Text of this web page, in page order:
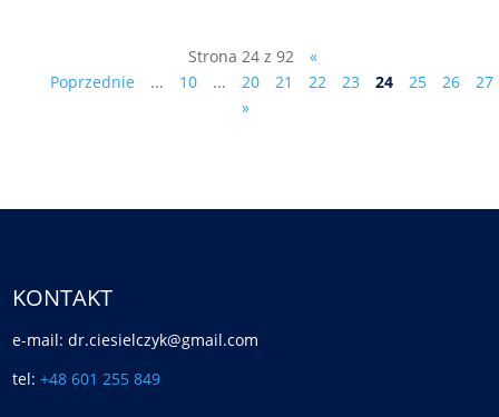
Strona 24 z 92
«
Poprzednie
... 10 ... 20 21 22 23 24 25 26
27
»
KONTAKT
e-mail: dr.ciesielczyk@gmail.com
tel:+48 601 255 849